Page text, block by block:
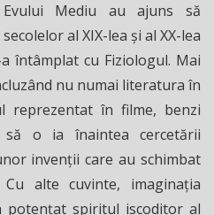
Mediu au ajuns să
al XIX-lea şi al XX-lea
întâmplat cu Fiziologul. Mai
nu numai literatura în
reprezentat în filme, benzi
o ia înaintea cercetării
invenţii care au schimbat
alte cuvinte, imaginaţia
potenţat spiritul iscoditor al